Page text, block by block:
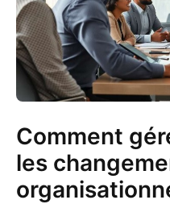
Comment
les